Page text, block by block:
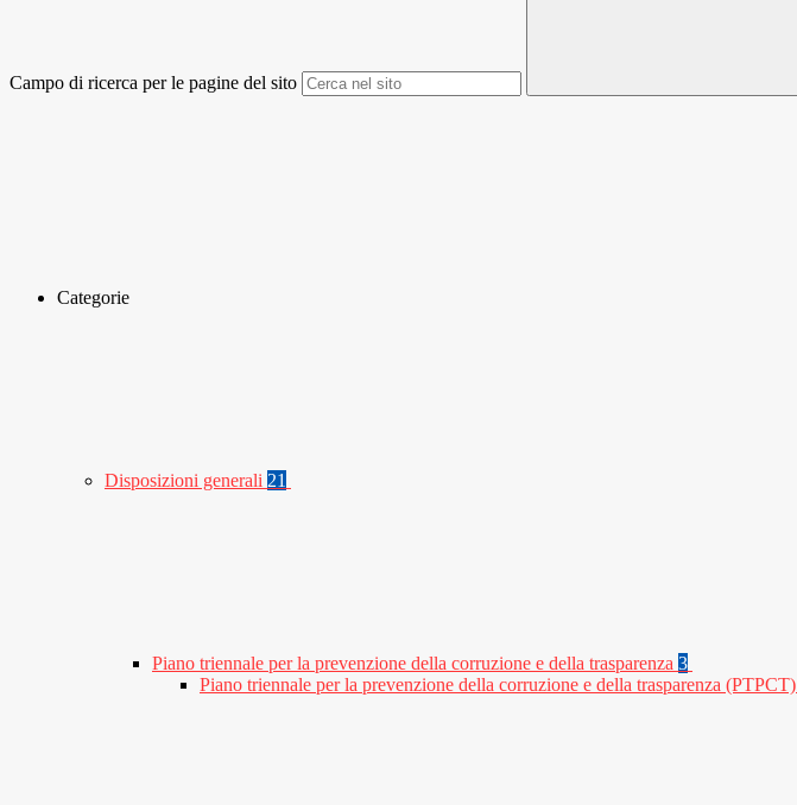
Campo di ricerca per le pagine del sito
Categorie
Disposizioni generali 21
Piano triennale per la prevenzione della corruzione e della trasparenza 3
Piano triennale per la prevenzione della corruzione e della trasparenza (PTPCT)